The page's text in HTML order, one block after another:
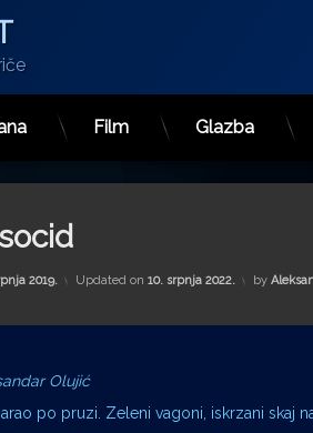
Film Glazba
2019. Updated on 10. srpnja 2022. by
Olujić
po pruzi. Zeleni vagoni, iskrzani skaj